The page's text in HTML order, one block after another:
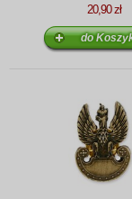
20,90 zł